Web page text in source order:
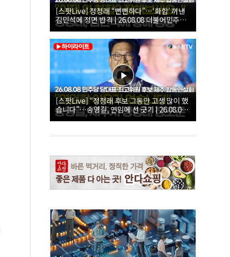
[스팟Live] 정청래 “뻔뻔하다”…‘화합’ 꺼낸
김민석에 정면 반격 | 26.08.08 더불어민주당
당대표·최고위원 후보 제주 합동연설회
[스팟Live] “정청래 후보 그동안 고생 많이 했
습니다”…송영길, 연임에 선 긋기 | 26.08.08
더불어민주당 당대표·최고위원 후보 제주 합